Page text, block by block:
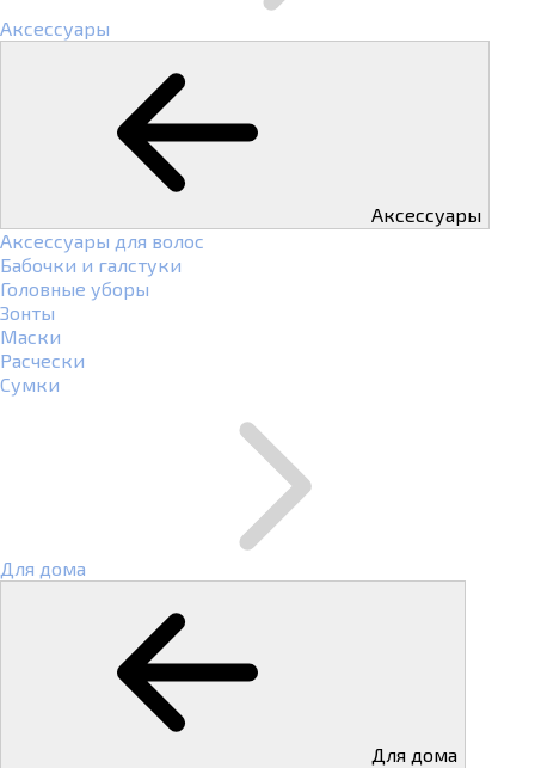
Аксессуары
Аксессуары
Аксессуары для волос
Бабочки и галстуки
Головные уборы
Зонты
Маски
Расчески
Сумки
Для дома
Для дома